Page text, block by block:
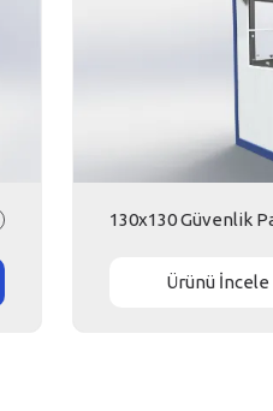
130x130 Güvenlik
Ürünü İncele